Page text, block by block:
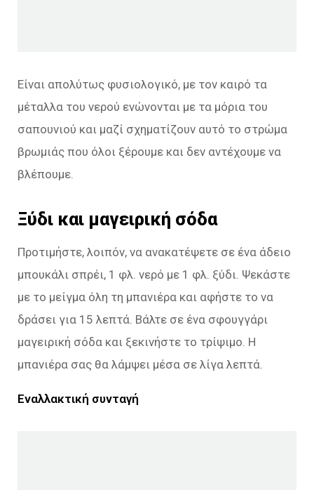
Είναι απολύτως φυσιολογικό, με τον καιρό τα
μέταλλα του νερού ενώνονται με τα μόρια του
σαπουνιού και μαζί σχηματίζουν αυτό το στρώμα
βρωμιάς που όλοι ξέρουμε και δεν αντέχουμε να
βλέπουμε.
Ξύδι και μαγειρική σόδα
Προτιμήστε, λοιπόν, να ανακατέψετε σε ένα άδειο
μπουκάλι σπρέι, 1 φλ. νερό με 1 φλ. ξύδι. Ψεκάστε
με το μείγμα όλη τη μπανιέρα και αφήστε το να
δράσει για 15 λεπτά. Βάλτε σε ένα σφουγγάρι
μαγειρική σόδα και ξεκινήστε το τρίψιμο. Η
μπανιέρα σας θα λάμψει μέσα σε λίγα λεπτά.
Εναλλακτική συνταγή